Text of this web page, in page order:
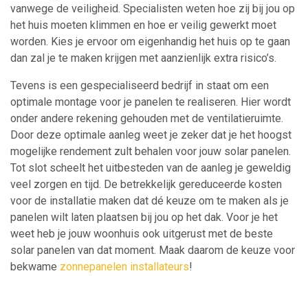
vanwege de veiligheid. Specialisten weten hoe zij bij jou op
het huis moeten klimmen en hoe er veilig gewerkt moet
worden. Kies je ervoor om eigenhandig het huis op te gaan
dan zal je te maken krijgen met aanzienlijk extra risico’s.
Tevens is een gespecialiseerd bedrijf in staat om een
optimale montage voor je panelen te realiseren. Hier wordt
onder andere rekening gehouden met de ventilatieruimte.
Door deze optimale aanleg weet je zeker dat je het hoogst
mogelijke rendement zult behalen voor jouw solar panelen.
Tot slot scheelt het uitbesteden van de aanleg je geweldig
veel zorgen en tijd. De betrekkelijk gereduceerde kosten
voor de installatie maken dat dé keuze om te maken als je
panelen wilt laten plaatsen bij jou op het dak. Voor je het
weet heb je jouw woonhuis ook uitgerust met de beste
solar panelen van dat moment. Maak daarom de keuze voor
bekwame zonnepanelen installateurs!